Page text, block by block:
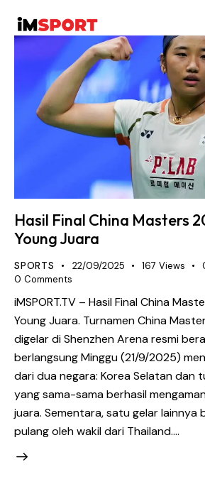
Hasil Final China Masters
Young Juara
SPORTS 22/09/2025 167 Views
0 Comments
iMSPORT.TV – Hasil Final China
Young Juara. Turnamen China
digelar di Shenzhen Arena resmi
berlangsung Minggu (21/9/2025)
dari dua negara: Korea Selatan dan
yang sama-sama berhasil
juara. Sementara, satu gelar lainnya
pulang oleh wakil dari Thailand.…